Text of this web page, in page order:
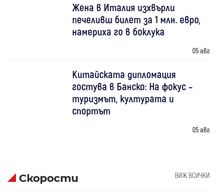
Жена в Италия изхвърли
печеливш билет за 1 млн. евро,
намериха го в боклука
05 авг
Китайската дипломация
гостува в Банско: На фокус –
туризмът, културата и
спортът
05 авг
Скорости ВИЖ ВСИЧКИ